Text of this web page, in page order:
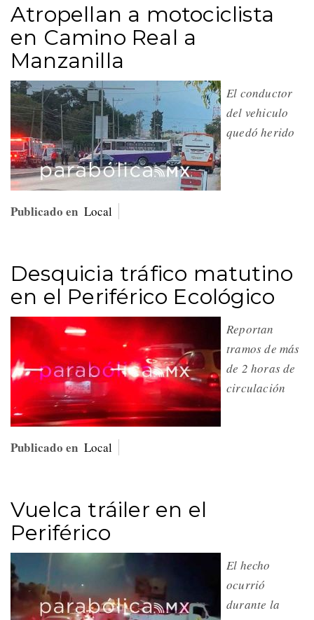
Atropellan a motociclista
en Camino Real a
Manzanilla
El conductor
del vehiculo
quedó herido
Publicado en Local
Desquicia tráfico matutino
en el Periférico Ecológico
Reportan
tramos de más
de 2 horas de
circulación
Publicado en Local
Vuelca tráiler en el
Periférico
El hecho
ocurrió
durante la